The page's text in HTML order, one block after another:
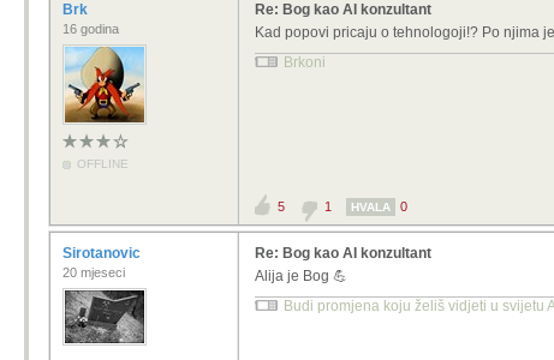
Brk
16 godina
OFFLINE
Re: Bog kao AI konzultant
Kad popovi pricaju o tehnologoji!? Po njima
Brkoni
5 1 HVALA 0
Sirotanovic
20 mjeseci
Re: Bog kao AI konzultant
Alija je Bog 💪
Budi promjena koju želiš vidjeti u svijetu